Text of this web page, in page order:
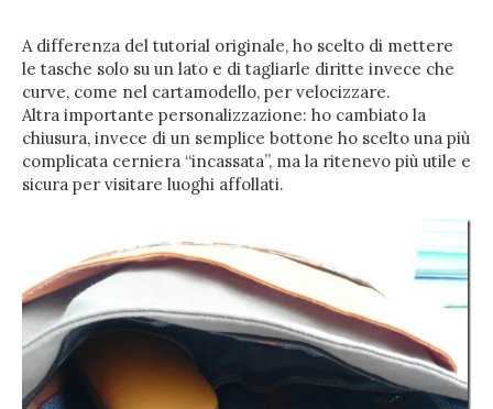
A differenza del tutorial originale, ho scelto di mettere
le tasche solo su un lato e di tagliarle diritte invece che
curve, come nel cartamodello, per velocizzare.
Altra importante personalizzazione: ho cambiato la
chiusura, invece di un semplice bottone ho scelto una più
complicata cerniera “incassata”, ma la ritenevo più utile e
sicura per visitare luoghi affollati.